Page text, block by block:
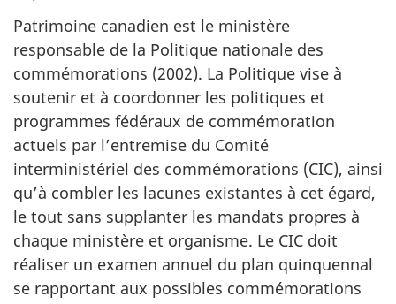
Patrimoine canadien est le ministère
responsable de la Politique nationale des
commémorations (2002). La Politique vise à
soutenir et à coordonner les politiques et
programmes fédéraux de commémoration
actuels par l’entremise du Comité
interministériel des commémorations (CIC), ainsi
qu’à combler les lacunes existantes à cet égard,
le tout sans supplanter les mandats propres à
chaque ministère et organisme. Le CIC doit
réaliser un examen annuel du plan quinquennal
se rapportant aux possibles commémorations